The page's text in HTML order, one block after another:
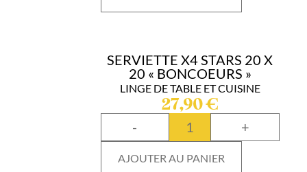
SERVIETTE X4 STARS 20 X
20 « BONCOEURS »
LINGE DE TABLE ET CUISINE
27,90€
- +
AJOUTER AU PANIER